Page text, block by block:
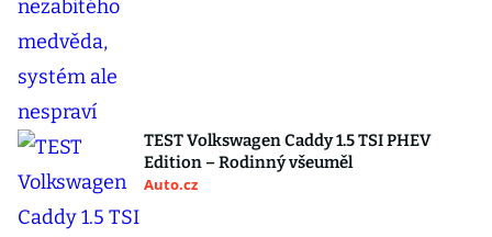
TEST Volkswagen Caddy 1.5 TSI PHEV
Edition – Rodinný všeuměl
Auto.cz